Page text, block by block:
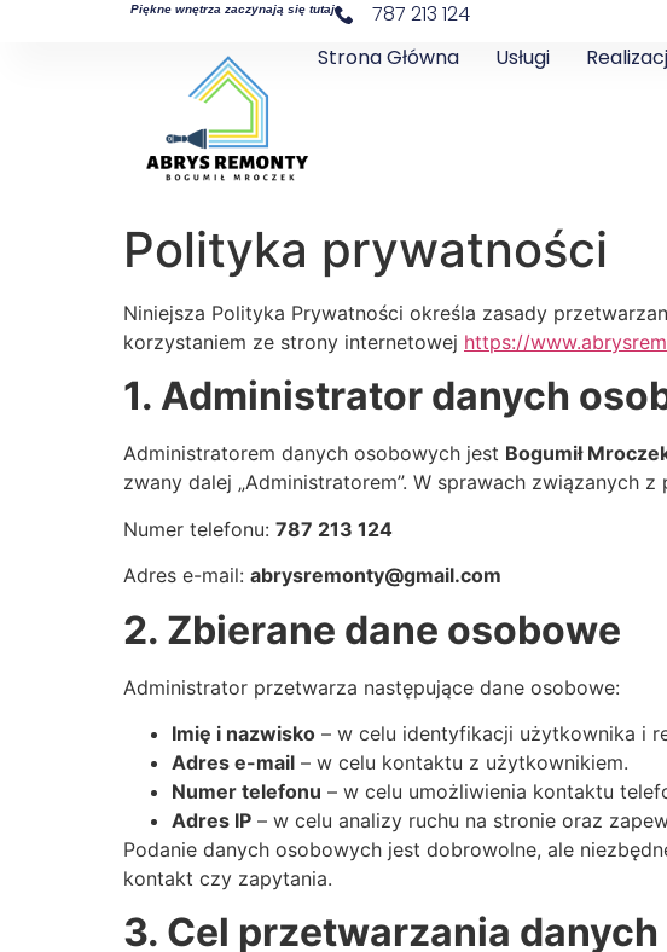
Piękne wnętrza zaczynają się tutaj
787 213 124
Strona Główna
Usługi
Polityka prywatności
Niniejsza Polityka Prywatności określa zasady
korzystaniem ze strony internetowej https://
1. Administrator danych
Administratorem danych osobowych jest Bogumił
zwany dalej „Administratorem”. W sprawach związanych
Numer telefonu: 787 213 124
Adres e-mail: abrysremonty@gmail.com
2. Zbierane dane osobowe
Administrator przetwarza następujące dane osobowe:
Imię i nazwisko – w celu identyfikacji użytkownika i
Adres e-mail – w celu kontaktu z użytkownikiem.
Numer telefonu – w celu umożliwienia kontaktu
Adres IP – w celu analizy ruchu na stronie oraz
Podanie danych osobowych jest dobrowolne, ale
kontakt czy zapytania.
3. Cel przetwarzania danych